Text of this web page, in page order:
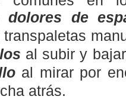
dolores de
transpaletas
al subir y
al mirar por
atrás.